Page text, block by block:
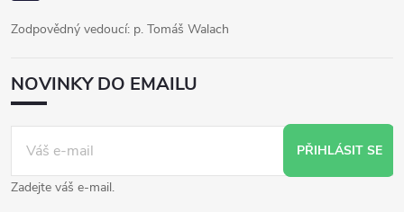
Zodpovědný vedoucí: p. Tomáš Walach
NOVINKY DO EMAILU
PŘIHLÁSIT SE
Zadejte váš e-mail.